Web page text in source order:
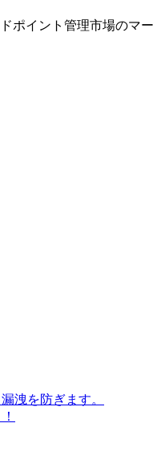
ポイント管理市場のマー
洩を防ぎます。